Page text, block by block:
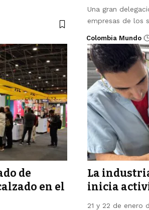
Una gran
empresas de los
Colombia Mundo
de
en el
La
inicia
21 y 22 de enero